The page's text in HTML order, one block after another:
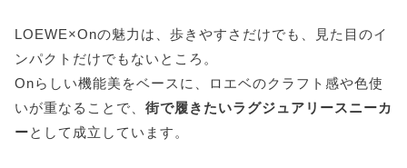
LOEWE×Onの魅力は、歩きやすさだけでも、見た目のイ
ンパクトだけでもないところ。
Onらしい機能美をベースに、ロエベのクラフト感や色使
いが重なることで、 街で履きたいラグジュアリースニーカ
ーとして成立しています。